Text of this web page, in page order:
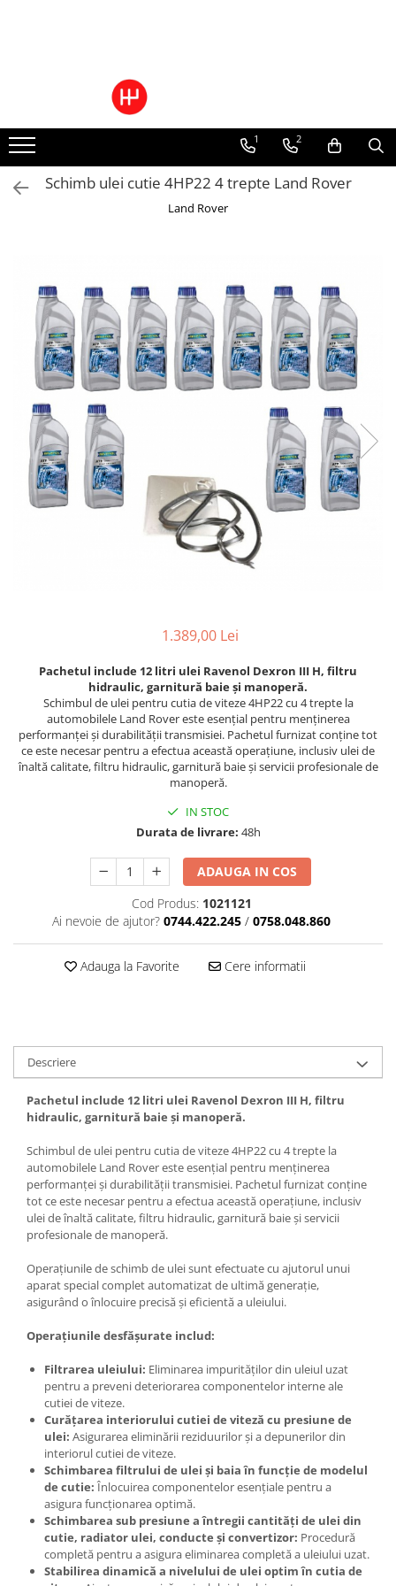
Ulei cutie automata
Filtre cutii automate
1 2
Schimb ulei cutie 4HP22 4 trepte Land Rover
Land Rover
1.389,00 Lei
Pachetul include 12 litri ulei Ravenol Dexron III H, filtru
hidraulic, garnitură baie și manoperă.
Schimbul de ulei pentru cutia de viteze 4HP22 cu 4 trepte la
automobilele Land Rover este esențial pentru menținerea
performanței și durabilității transmisiei. Pachetul furnizat conține tot
ce este necesar pentru a efectua această operațiune, inclusiv ulei de
înaltă calitate, filtru hidraulic, garnitură baie și servicii profesionale de
manoperă.
IN STOC
Durata de livrare: 48h
ADAUGA IN COS
Cod Produs: 1021121
Ai nevoie de ajutor? 0744.422.245 / 0758.048.860
Adauga la Favorite Cere informatii
Descriere
Pachetul include 12 litri ulei Ravenol Dexron III H, filtru
hidraulic, garnitură baie și manoperă.
Schimbul de ulei pentru cutia de viteze 4HP22 cu 4 trepte la
automobilele Land Rover este esențial pentru menținerea
performanței și durabilității transmisiei. Pachetul furnizat conține
tot ce este necesar pentru a efectua această operațiune, inclusiv
ulei de înaltă calitate, filtru hidraulic, garnitură baie și servicii
profesionale de manoperă.
Operațiunile de schimb de ulei sunt efectuate cu ajutorul unui
aparat special complet automatizat de ultimă generație,
asigurând o înlocuire precisă și eficientă a uleiului.
Operațiunile desfășurate includ:
Filtrarea uleiului: Eliminarea impurităților din uleiul uzat
pentru a preveni deteriorarea componentelor interne ale
cutiei de viteze.
Curățarea interiorului cutiei de viteză cu presiune de
ulei: Asigurarea eliminării reziduurilor și a depunerilor din
interiorul cutiei de viteze.
Schimbarea filtrului de ulei și baia în funcție de modelul
de cutie: Înlocuirea componentelor esențiale pentru a
asigura funcționarea optimă.
Schimbarea sub presiune a întregii cantități de ulei din
cutie, radiator ulei, conducte și convertizor: Procedură
completă pentru a asigura eliminarea completă a uleiului uzat.
Stabilirea dinamică a nivelului de ulei optim în cutia de